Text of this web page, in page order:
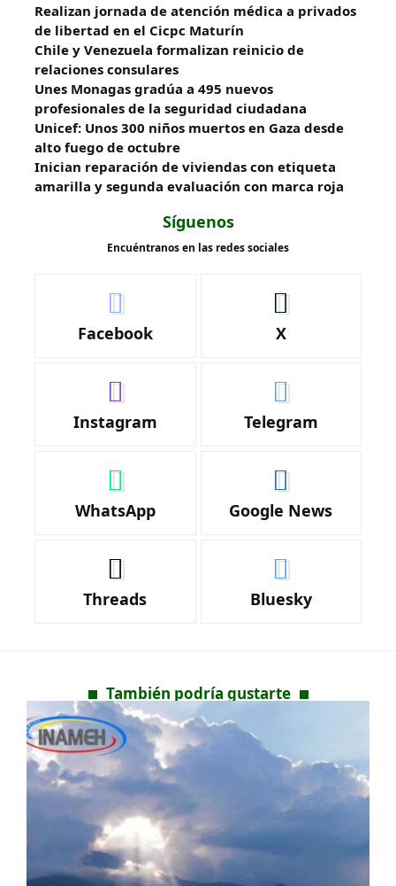
Realizan jornada de atención médica a privados
de libertad en el Cicpc Maturín
Chile y Venezuela formalizan reinicio de
relaciones consulares
Unes Monagas gradúa a 495 nuevos
profesionales de la seguridad ciudadana
Unicef: Unos 300 niños muertos en Gaza desde
alto fuego de octubre
Inician reparación de viviendas con etiqueta
amarilla y segunda evaluación con marca roja
Síguenos
Encuéntranos en las redes sociales
Facebook X
Instagram Telegram
WhatsApp Google News
Threads Bluesky
También podría gustarte